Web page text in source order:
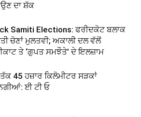
ਦਾ ਸ਼ੱਕ
Samiti Elections: ਫਰੀਦਕੋਟ ਬਲਾਕ
ਚੋਣਾਂ ਮੁਲਤਵੀ; ਅਕਾਲੀ ਦਲ ਵੱਲੋਂ
ਤੇ ‘ਗੁਪਤ ਸਮਝੌਤੇ’ ਦੇ ਇਲਜ਼ਾਮ
45 ਹਜ਼ਾਰ ਕਿਲੋਮੀਟਰ ਸੜਕਾਂ
ਈ ਟੀ ਓ